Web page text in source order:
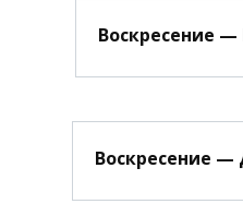
Воскресение —
Воскресение